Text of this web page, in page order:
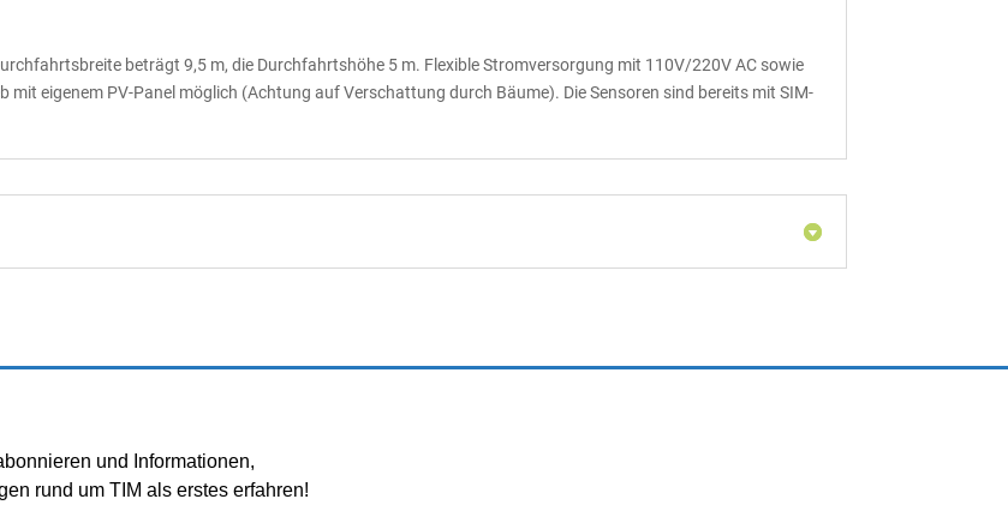
beträgt 9,5 m, die Durchfahrtshöhe 5 m. Flexible Stromversorgung mit 110V/220V AC sowie
eigenem PV-Panel möglich (Achtung auf Verschattung durch Bäume). Die Sensoren sind bereits mit SIM-